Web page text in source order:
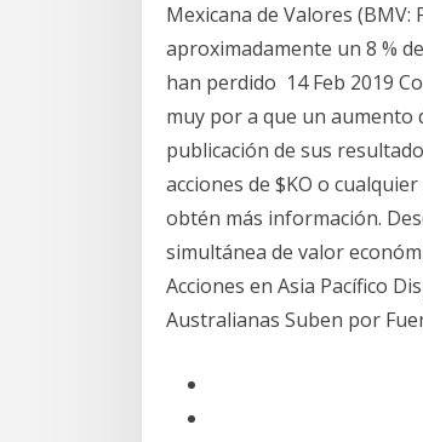
Mexicana de Valores (BMV:
aproximadamente un 8 %
han perdido 14 Feb 2019
muy por a que un aumento
publicación de sus
acciones de $KO o
obtén más información.
simultánea de valor
Acciones en Asia Pacífico
Australianas Suben por